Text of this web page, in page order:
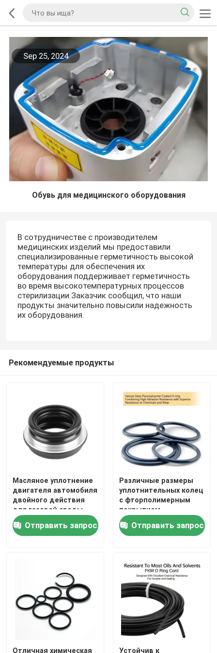
Sep 25, 2024
Обувь для медицинского оборудования
В сотрудничестве с производителем
медицинских изделий мы предоставили
специализированные герметичность высокой
температуры для обеспечения их
оборудования поддерживает герметичность
во время высокотемпературных процессов
стерилизации.Заказчик сообщил, что наши
продукты значительно повысили надежность
их оборудования.
Рекомендуемые продукты
Масляное уплотнение
двигателя автомобиля
двойного действия
для газовой среды.
Предназначено для
минимизации утечки
Отправить запрос
Различные размеры
уплотнительных колец
с фторполимерным
покрытием,
сочетающие высокую
стойкость к
химическим
веществам и износу
Отправить запрос
Отличная химическая
Устойчив к